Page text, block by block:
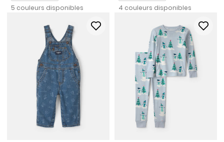
5 couleurs disponibles
4 couleurs disponibles